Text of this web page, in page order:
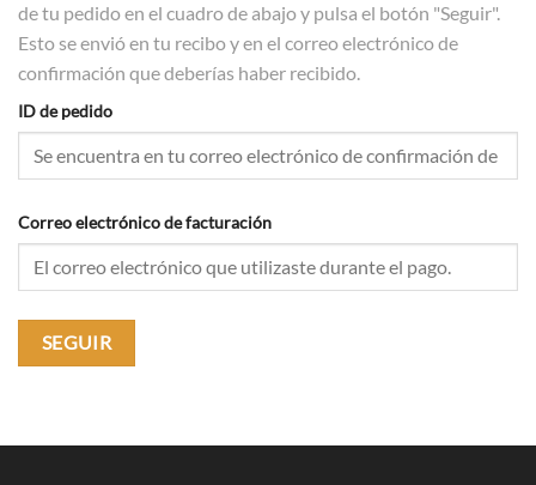
de tu pedido en el cuadro de abajo y pulsa el botón "Seguir".
Esto se envió en tu recibo y en el correo electrónico de
confirmación que deberías haber recibido.
ID de pedido
Correo electrónico de facturación
SEGUIR